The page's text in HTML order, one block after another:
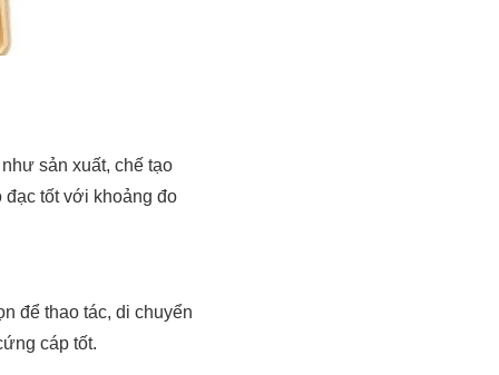
sản xuất, chế tạo
đạc tốt với khoảng đo
để thao tác, di chuyển
cáp tốt.